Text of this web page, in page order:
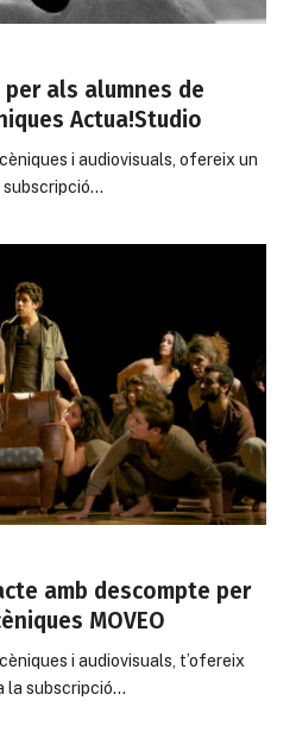
als alumnes de
Actua!Studio
i audiovisuals, ofereix un
subscripció…
amb descompte per
MOVEO
i audiovisuals, t’ofereix
la subscripció…